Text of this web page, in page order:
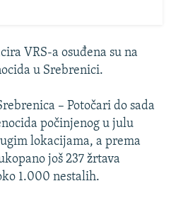
VRS-a osuđena su na
u Srebrenici.
– Potočari do sada
počinjenog u julu
lokacijama, a prema
još 237 žrtava
1.000 nestalih.